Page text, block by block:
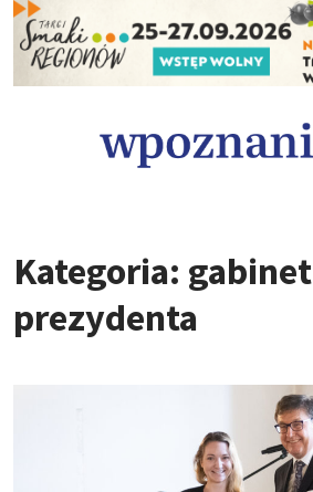
Kategoria: gabinet
prezydenta